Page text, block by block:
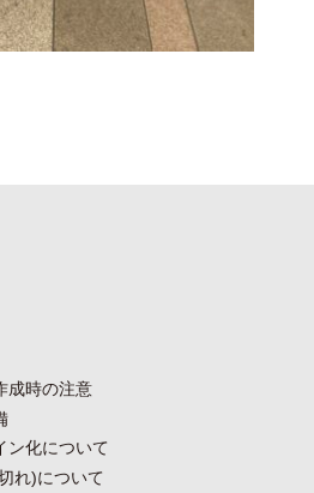
成時の注意
ン化について
れ)について